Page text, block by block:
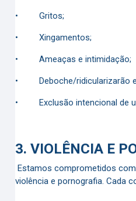
•Gritos;
•Xingamentos;
•Ameaças e intimidação;
•Deboche/ridicularizarão
•Exclusão intencional de
3.VIOLÊNCIA E
Estamos comprometidos
violência e pornografia. Cada